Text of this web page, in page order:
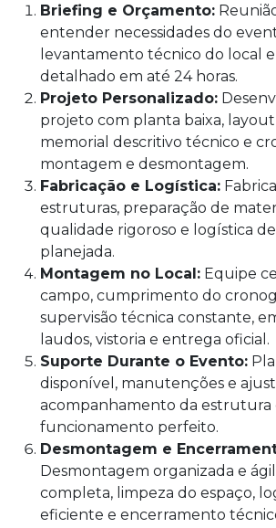
Briefing e Orçamento:
entender necessidades do
levantamento técnico do local
detalhado em até 24 horas.
Projeto Personalizado:
projeto com planta baixa,
memorial descritivo técnico e
montagem e desmontagem.
Fabricação e Logística:
estruturas, preparação de
qualidade rigoroso e logística
planejada.
Montagem no Local: Equipe
campo, cumprimento do
supervisão técnica constante,
laudos, vistoria e entrega oficial.
Suporte Durante o Evento:
disponível, manutenções e
acompanhamento da estrutura
funcionamento perfeito.
Desmontagem e
Desmontagem organizada e
completa, limpeza do espaço,
eficiente e encerramento